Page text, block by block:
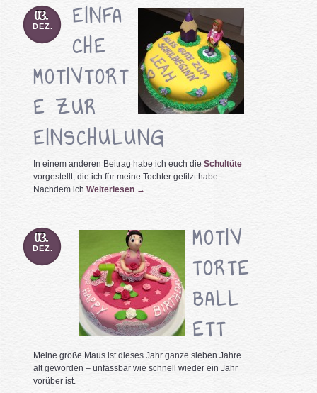
03.
DEZ.
EINFA
CHE
MOTIVTORT
E ZUR
EINSCHULUNG
In einem anderen Beitrag habe ich euch dieSchultüte
vorgestellt, die ich für meine Tochter gefilzt habe.
Nachdem ichWeiterlesen →
03.
DEZ.
MOTIV
TORTE
BALL
ETT
Meine große Maus ist dieses Jahr ganze sieben Jahre
alt geworden – unfassbar wie schnell wieder ein Jahr
vorüber ist.